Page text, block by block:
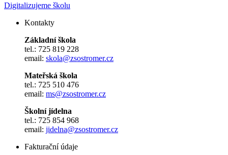
Digitalizujeme školu
Kontakty
Základní škola
tel.: 725 819 228
email: skola@zsostromer.cz
Mateřská škola
tel.: 725 510 476
email: ms@zsostromer.cz
Školní jídelna
tel.: 725 854 968
email: jidelna@zsostromer.cz
Fakturační údaje